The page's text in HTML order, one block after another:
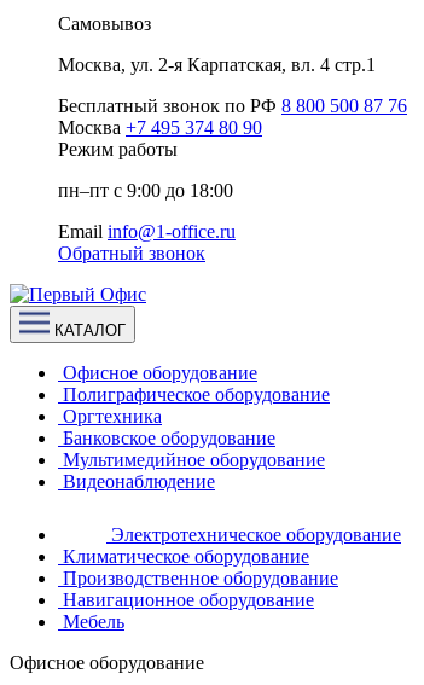
Самовывоз
Москва, ул. 2-я Карпатская, вл. 4 стр.1
Бесплатный звонок по РФ 8 800 500 87 76
Москва +7 495 374 80 90
Режим работы
пн–пт с 9:00 до 18:00
Email info@1-office.ru
Обратный звонок
КАТАЛОГ
Офисное оборудование
Полиграфическое оборудование
Оргтехника
Банковское оборудование
Мультимедийное оборудование
Видеонаблюдение
Электротехническое оборудование
Климатическое оборудование
Производственное оборудование
Навигационное оборудование
Мебель
Офисное оборудование